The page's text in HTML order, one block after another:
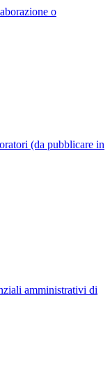
o
(da pubblicare in
amministrativi di